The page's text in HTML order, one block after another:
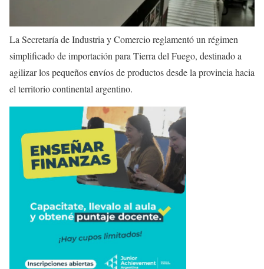
La Secretaría de Industria y Comercio reglamentó un régimen
simplificado de importación para Tierra del Fuego, destinado a
agilizar los pequeños envíos de productos desde la provincia hacia
el territorio continental argentino.